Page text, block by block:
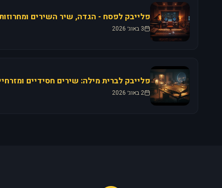
3 באוג׳ 2026
2 באוג׳ 2026